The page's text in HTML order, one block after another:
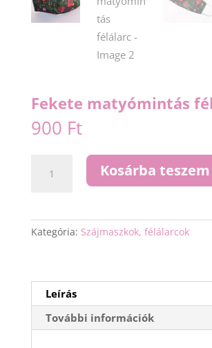
Fekete matyómintás
900 Ft
matyómintás
Kosárba teszem
Kategória: Szájmaszkok, félálarcok
Leírás
További információk